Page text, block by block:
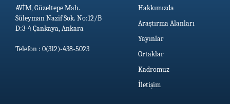
AVİM, Güzeltepe Mah.
Süleyman Nazif Sok. No:12/B
D:3-4 Çankaya, Ankara
Telefon : 0(312)-438-5023
Hakkımızda
Araştırma Alanları
Yayınlar
Ortaklar
Kadromuz
İletişim